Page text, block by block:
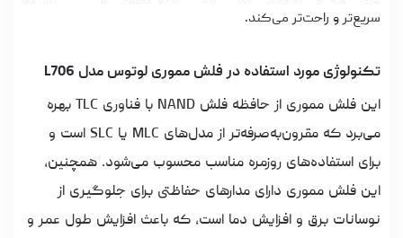
سریع‌تر و راحت‌تر می‌کند.
تکنولوژی مورد استفاده در فلش مموری لوتوس مدل L706
این فلش مموری از حافظه فلش NAND با فناوری TLC بهره
می‌برد که مقرون‌به‌صرفه‌تر از مدل‌های MLC یا SLC است و
برای استفاده‌های روزمره مناسب محسوب می‌شود. همچنین،
این فلش مموری دارای مدارهای حفاظتی برای جلوگیری از
نوسانات برق و افزایش دما است، که باعث افزایش طول عمر و